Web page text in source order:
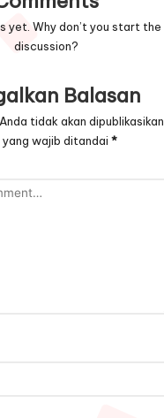
yet. Why don’t you start the
discussion?
Balasan
tidak akan dipublikasikan.
yang wajib ditandai *